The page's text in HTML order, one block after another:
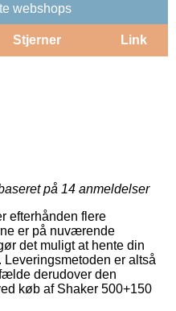
webshops
Stjerner Link
på 14 anmeldelser
efterhånden flere
er på nuværende
det muligt at hente din
er altså
derudover den
køb af Shaker 500+150